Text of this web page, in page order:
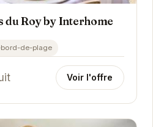
du Roy by Interhome
de-plage
Voir l'offre